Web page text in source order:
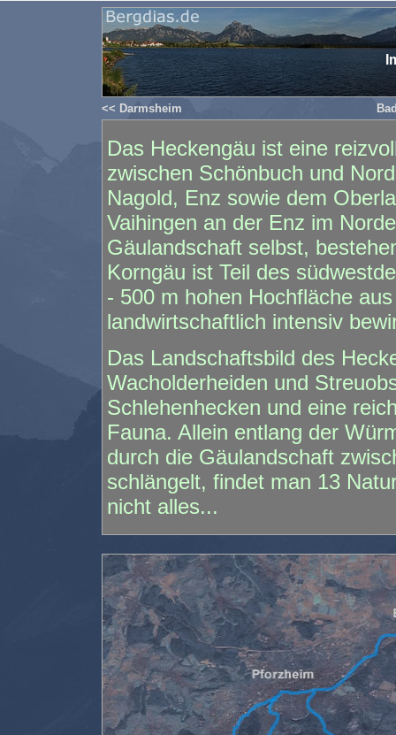
<< Darmsheim
Das Heckengäu ist eine
zwischen Schönbuch und
Nagold, Enz sowie dem
Vaihingen an der Enz im
Gäulandschaft selbst,
Korngäu ist Teil des
- 500 m hohen Hochfläche
landwirtschaftlich intensiv
Das Landschaftsbild des
Wacholderheiden und
Schlehenhecken und eine
Fauna. Allein entlang der
durch die Gäulandschaft
schlängelt, findet man 13
nicht alles...